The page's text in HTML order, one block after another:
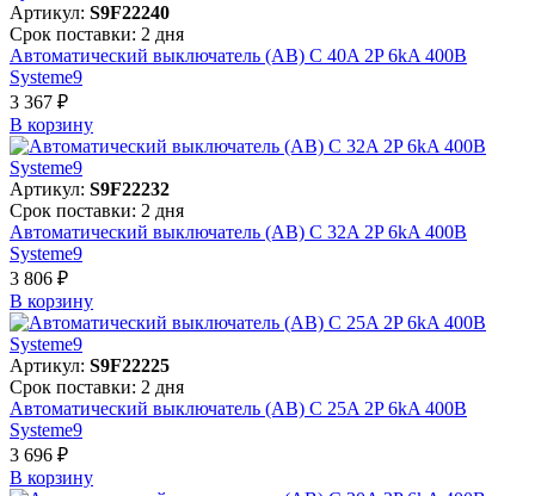
Артикул: S9F22240
Срок поставки: 2 дня
Автоматический выключатель (АВ) C 40A 2P 6kA 400В
Systeme9
3 367 ₽
В корзинy
Артикул: S9F22232
Срок поставки: 2 дня
Автоматический выключатель (АВ) C 32A 2P 6kA 400В
Systeme9
3 806 ₽
В корзинy
Артикул: S9F22225
Срок поставки: 2 дня
Автоматический выключатель (АВ) C 25A 2P 6kA 400В
Systeme9
3 696 ₽
В корзинy